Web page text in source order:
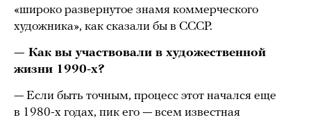
«широко развернутое знамя коммерческого
художника», как сказали бы в СССР.
— Как вы участвовали в художественной
жизни 1990-х?
— Если быть точным, процесс этот начался еще
в 1980-х годах, пик его — всем известная